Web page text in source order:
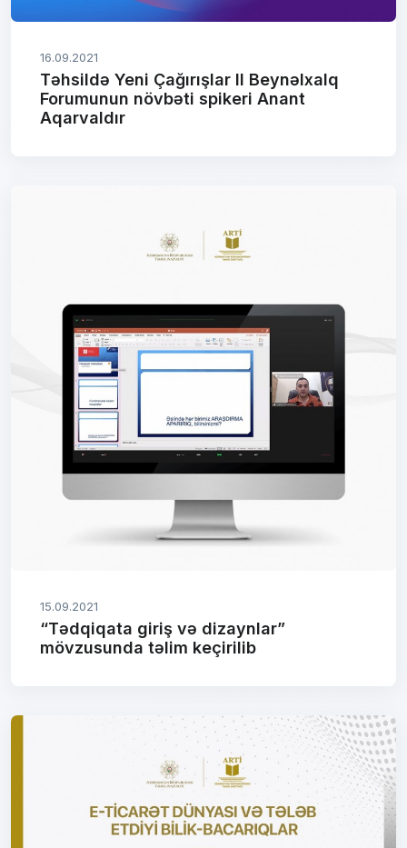
16.09.2021
Təhsildə Yeni Çağırışlar II Beynəlxalq
Forumunun növbəti spikeri Anant
Aqarvaldır
15.09.2021
“Tədqiqata giriş və dizaynlar”
mövzusunda təlim keçirilib